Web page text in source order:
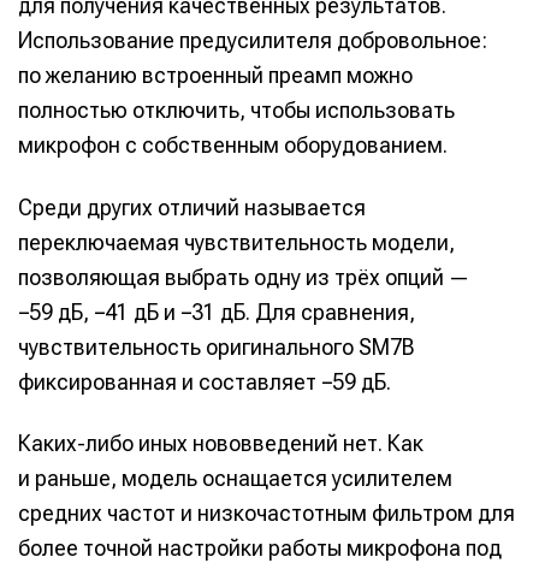
для получения качественных результатов.
Использование предусилителя добровольное:
по желанию встроенный преамп можно
полностью отключить, чтобы использовать
микрофон с собственным оборудованием.
Среди других отличий называется
переключаемая чувствительность модели,
позволяющая выбрать одну из трёх опций —
−59 дБ, −41 дБ и −31 дБ. Для сравнения,
чувствительность оригинального SM7B
фиксированная и составляет −59 дБ.
Каких-либо иных нововведений нет. Как
и раньше, модель оснащается усилителем
средних частот и низкочастотным фильтром для
более точной настройки работы микрофона под